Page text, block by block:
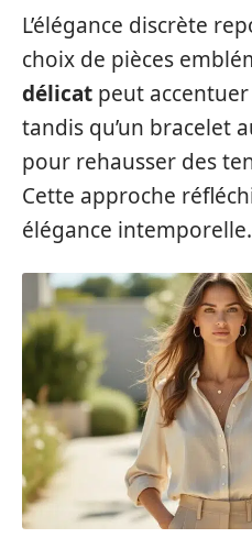
L’élégance discrète
choix de pièces
délicat peut
tandis qu’un bracelet
pour rehausser des
Cette approche
élégance intemporelle.